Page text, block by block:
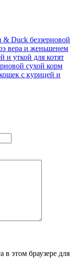
Duck беззерновой
вера и женьшенем
и уткой для котят
сухой корм
с курицей и
в этом браузере для